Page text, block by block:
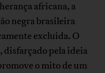
africana, a
negra brasileira
excluída. O
disfarçado pela ideia
o mito de um